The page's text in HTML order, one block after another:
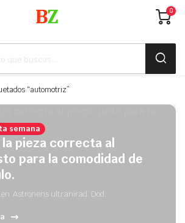
0
“automotriz”
semana
la pieza correcta al
para la comodidad de
Astronens ultranirad. Dod.